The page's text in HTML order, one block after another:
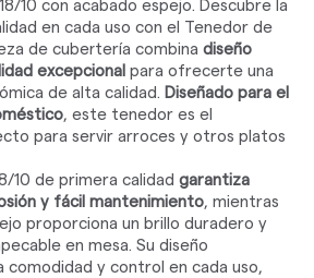
10 con acabado espejo. Descubre la
en cada uso con el Tenedor de
de cubertería combinadiseño
excepcional para ofrecerte una
de alta calidad. Diseñado para el
, este tenedor es el
para servir arroces y otros platos
10 de primera calidadgarantiza
y fácil mantenimiento, mientras
proporciona un brillo duradero y
en mesa. Su diseño
comodidad y control en cada uso,